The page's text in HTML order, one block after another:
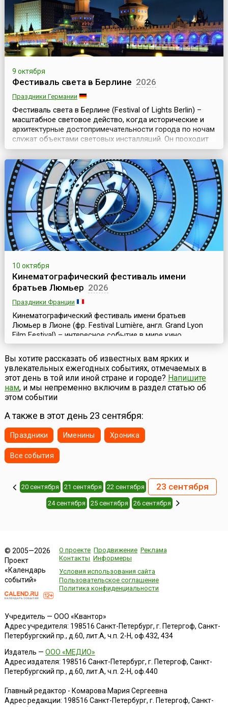
9 октября
Фестиваль света в Берлине 2026
Праздники Германии
Фестиваль света в Берлине (Festival of Lights Berlin) –
масштабное световое действо, когда исторические и
архитектурные достопримечательности города по ночам
служат объектами световых инсталляций. Он проходит
ежегодно, начиная с 2005 года, осенью и длится
примерно неделю.Культурная жизнь Берлина, как и
любой другой столицы мира, насыщена событиями
круглый год, в независимости от времени года. ...
10 октября
Кинематографический фестиваль имени
братьев Люмьер 2026
Праздники Франции
Кинематографический фестиваль имени братьев
Люмьер в Лионе (фр. Festival Lumière, англ. Grand Lyon
Film Festival) – интересное событие в мире кино,
предназначенное для широкой публики. Фестиваль
посвящен истории кино и занимается в основном
ретроспективами классики мирового киноискусства. Он
проходит ежегодно в октябре и длится чуть более
недели.История проведения фестиваля имени братьев
Люмье...
Вы хотите рассказать об известных вам ярких и
увлекательных ежегодных событиях, отмечаемых в
этот день в той или иной стране и городе? Напишите
нам, и мы непременно включим в раздел статью об
этом событии
А также в этот день 23 сентября:
Праздники Именины Хроника
Все события
20 сентября 21 сентября 22 сентября 23 сентября
24 сентября 25 сентября 26 сентября
© 2005—2026
Проект
«Календарь
событий»
О проекте Продвижение Реклама
Контакты Информеры
Условия использования сайта
Пользовательское соглашение
Политика конфиденциальности
Учредитель — ООО «Квантор»
Адрес учредителя: 198516 Санкт-Петербург, г. Петергоф, Санкт-
Петербургский пр., д.60, лит.А, ч.п. 2-Н, оф.432, 434
Издатель — ООО «МЕДИО»
Адрес издателя: 198516 Санкт-Петербург, г. Петергоф, Санкт-
Петербургский пр., д.60, лит.А, ч.п. 2-Н, оф.440
Главный редактор - Комарова Мария Сергеевна
Адрес редакции: 198516 Санкт-Петербург, г. Петергоф, Санкт-